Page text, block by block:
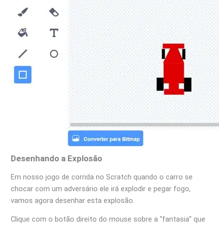
Desenhando a Explosão
Em nosso jogo de corrida no Scratch quando o carro se
chocar com um adversário ele irá explodir e pegar fogo,
vamos agora desenhar esta explosão.
Clique com o botão direito do mouse sobre a “fantasia” que